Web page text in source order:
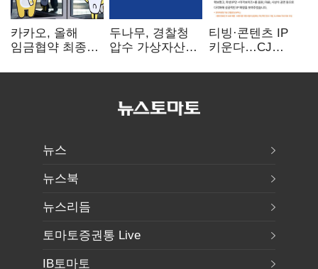
카카오, 올해
임금협약 최종
인상·격려금
두나무, 경찰청
압수 가상자산
커스터디 사업
티빙·콘텐츠 IP
키운다…CJ
글로벌 확장 가속
뉴스
뉴스북
뉴스리듬
토마토증권통 Live
IB토마토